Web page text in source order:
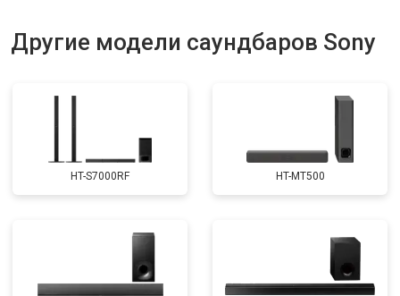
Другие модели саундбаров Sony
HT-S7000RF HT-MT500